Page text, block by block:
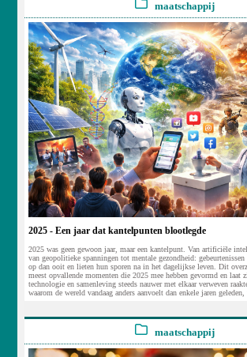
maatschappij
2025 - Een jaar dat kantelpunten blootlegde
2025 was geen gewoon jaar, maar een kantelpunt. Van artificiële
van geopolitieke spanningen tot mentale gezondheid:
op dan ooit en lieten hun sporen na in het dagelijkse leven. Dit
meest opvallende momenten die 2025 mee hebben gevormd en laat
technologie en samenleving steeds nauwer met elkaar verweven
waarom de wereld vandaag anders aanvoelt dan enkele jaren
maatschappij